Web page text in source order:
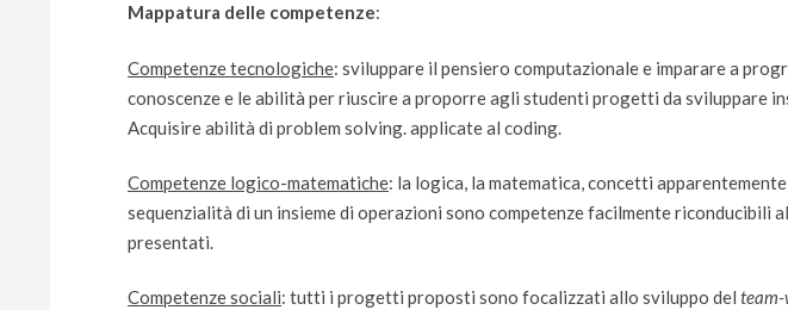
Mappatura delle competenze:
Competenze tecnologiche: sviluppare il pensiero computazionale e imparare a
conoscenze e le abilità per riuscire a proporre agli studenti progetti da sviluppare
Acquisire abilità di problem solving. applicate al coding.
Competenze logico-matematiche: la logica, la matematica, concetti
sequenzialità di un insieme di operazioni sono competenze facilmente riconducibili
presentati.
Competenze sociali: tutti i progetti proposti sono focalizzati allo sviluppo del